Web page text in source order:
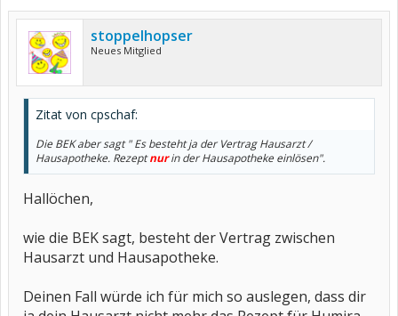
stoppelhopser
Neues Mitglied
Zitat von cpschaf:
Die BEK aber sagt " Es besteht ja der Vertrag Hausarzt /
Hausapotheke. Rezeptnurin der Hausapotheke einlösen".
Hallöchen,
wie die BEK sagt, besteht der Vertrag zwischen
Hausarzt und Hausapotheke.
Deinen Fall würde ich für mich so auslegen, dass dir